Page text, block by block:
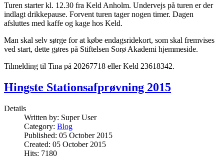
Turen starter kl. 12.30 fra Keld Anholm. Undervejs på turen er der
indlagt drikkepause. Forvent turen tager nogen timer. Dagen
afsluttes med kaffe og kage hos Keld.
Man skal selv sørge for at købe endagsridekort, som skal fremvises
ved start, dette gøres på Stiftelsen Sorø Akademi hjemmeside.
Tilmelding til Tina på 20267718 eller Keld 23618342.
Hingste Stationsafprøvning 2015
Details
Written by: Super User
Category: Blog
Published: 05 October 2015
Created: 05 October 2015
Hits: 7180